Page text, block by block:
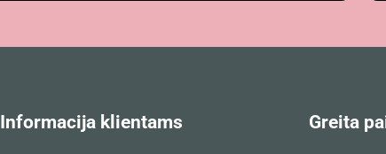
Informacija klientams Greita